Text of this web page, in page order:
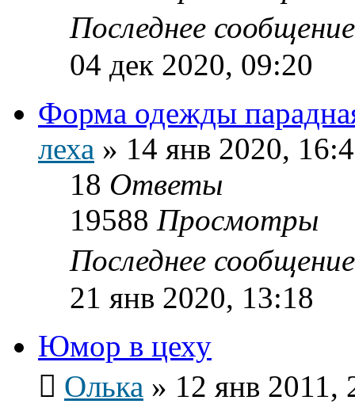
Последнее
04 дек 2020, 09:20
Форма одежды
леха » 14 янв 2020,
18 Ответы
19588 Просмотры
Последнее
21 янв 2020, 13:18
Юмор в цеху
Олька » 12 янв 2011,